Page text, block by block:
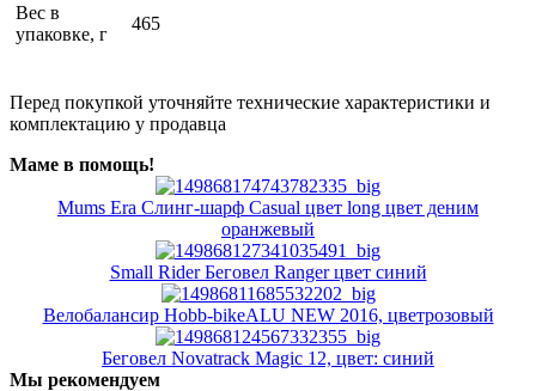
Вес в
упаковке, г
465
Перед покупкой уточняйте технические характеристики и
комплектацию у продавца
Маме в помощь!
Mums Era Слинг-шарф Casual цвет long цвет деним
оранжевый
Small Rider Беговел Ranger цвет синий
Велобалансир Hobb-bikeALU NEW 2016, цветрозовый
Беговел Novatrack Magic 12, цвет: синий
Мы рекомендуем